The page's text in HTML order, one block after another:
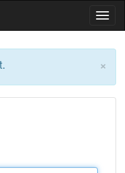
×